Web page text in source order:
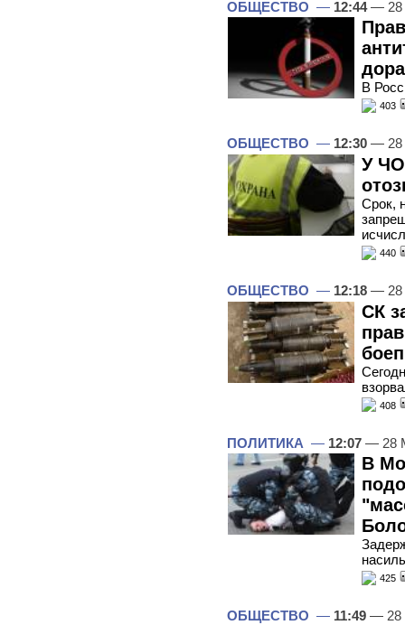
ОБЩЕСТВО — 12:44— 28
В
403
ОБЩЕСТВО — 12:30 — 28
У
Срок,
440
ОБЩЕСТВО — 12:18 — 28
СК
408
ПОЛИТИКА — 12:07 — 28
В
425
ОБЩЕСТВО — 11:49 — 28